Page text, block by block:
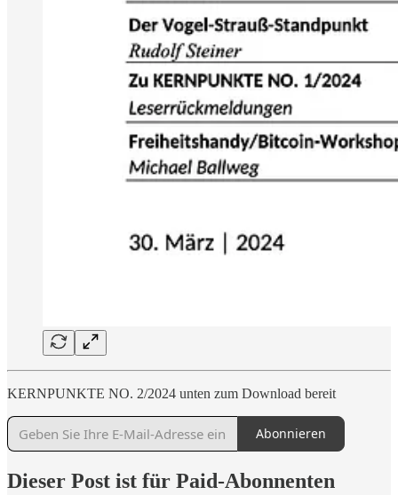
KERNPUNKTE NO. 2/2024 unten zum Download bereit
Abonnieren
Dieser Post ist für Paid-Abonnenten